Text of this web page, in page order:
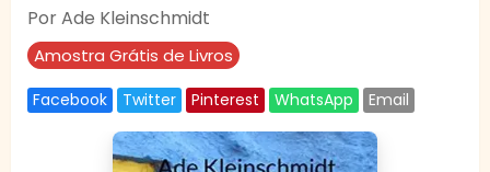
Por Ade Kleinschmidt
Amostra Grátis de Livros
Facebook Twitter Pinterest WhatsApp Email